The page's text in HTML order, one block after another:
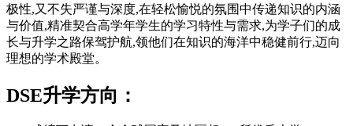
极性,又不失严谨与深度,在轻松愉悦的氛围中传递知识的内涵
与价值,精准契合高学年学生的学习特性与需求,为学子们的成
长与升学之路保驾护航,领他们在知识的海洋中稳健前行,迈向
理想的学术殿堂。
DSE升学方向：